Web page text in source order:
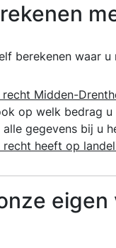
berekenen waar
recht Midden-
op welk bedrag
gegevens bij u
heeft op